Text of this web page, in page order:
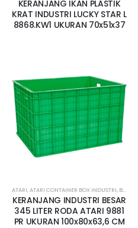
KERANJANG IKAN PLASTIK
KRAT INDUSTRI LUCKY STAR L
8868.KW1 UKURAN 70x51x37
ATARI,ATARI CONTAINER BOX INDUSTRI, BOKS KONTAINER INDUSTRI
KERANJANG INDUSTRI BESAR
345 LITER RODA ATARI 9881
PR UKURAN 100x80x63,6 CM